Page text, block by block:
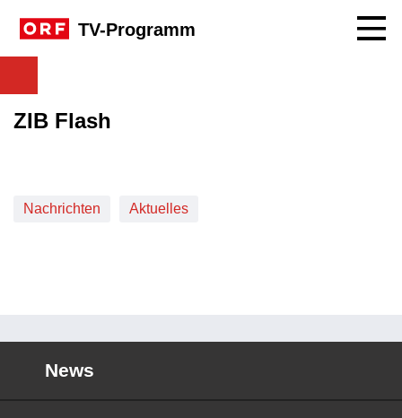
TV-Programm
ZIB Flash
Nachrichten Aktuelles
News